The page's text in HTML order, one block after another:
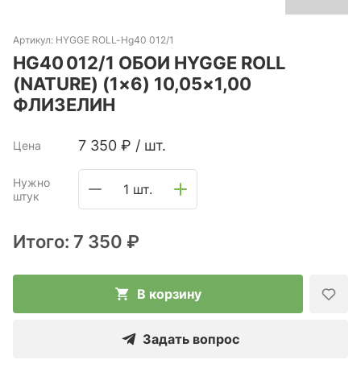
Артикул: HYGGE ROLL-Hg40 012/1
HG40 012/1 ОБОИ HYGGE ROLL
(NATURE) (1×6) 10,05×1,00
ФЛИЗЕЛИН
Цена 7 350 ₽ / шт.
Нужно
штук
1 шт.
Итого: 7 350 ₽
В корзину
Задать вопрос